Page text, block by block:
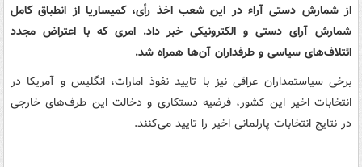
از شمارش دستی آراء در این شعب اخذ رأی، کمیساریا از انطباق کامل
شمارش آرای دستی و الکترونیکی خبر داد. امری که با اعتراض مجدد
ائتلاف‌های‌ سیاسی و طرفداران آن‌ها همراه شد.
برخی سیاستمداران عراقی نیز با تایید نفوذ امارات، انگلیس و آمریکا در
انتخابات اخیر این کشور، فرضیه دستکاری و دخالت این طرف‌های خارجی
در نتایج انتخابات پارلمانی اخیر را تایید می‌کنند.